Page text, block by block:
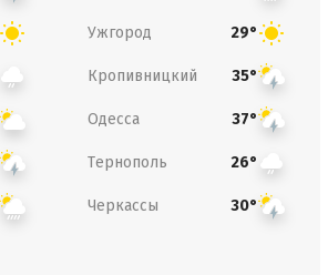
Ужгород 29°
Кропивницкий 35°
Одесса 37°
Тернополь 26°
Черкассы 30°